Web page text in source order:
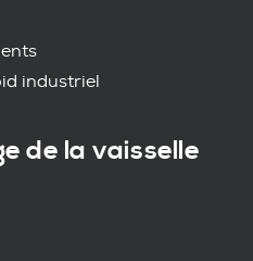
industriel
de la vaisselle